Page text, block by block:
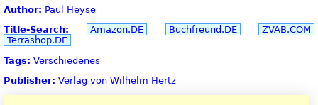
Author: Paul Heyse
Title-Search:
Amazon.DE Buchfreund.DE
ZVAB.COM
Terrashop.DE
Tags: Verschiedenes
Publisher: Verlag von Wilhelm Hertz